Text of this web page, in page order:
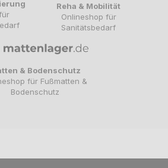
Reha & Mobilität
Onlineshop für
Sanitätsbedarf
& Bodenschutz
für Fußmatten &
Bodenschutz